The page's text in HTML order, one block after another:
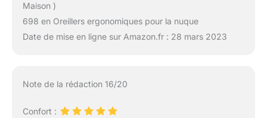
Maison )
698 en Oreillers ergonomiques pour la nuque
Date de mise en ligne sur Amazon.fr : 28 mars 2023
Note de la rédaction 16/20
Confort :